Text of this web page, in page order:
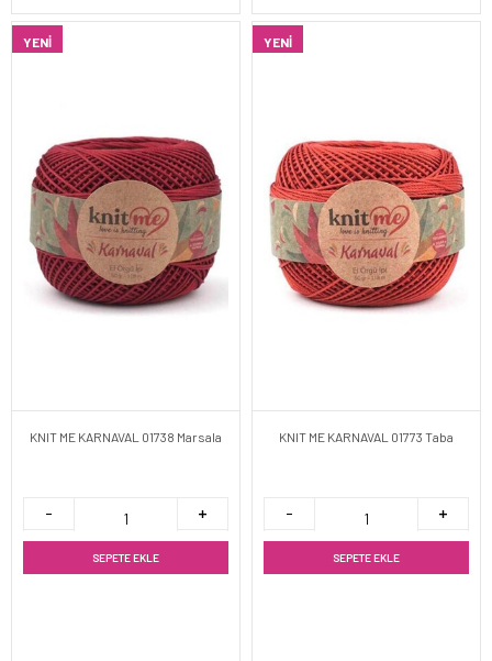
YENI
KNIT ME KARNAVAL 01738 Marsala
SEPETE EKLE
YENI
KNIT ME KARNAVAL 01773 Taba
SEPETE EKLE